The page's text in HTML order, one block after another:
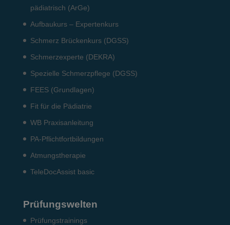
pädiatrisch (ArGe)
Aufbaukurs – Expertenkurs
Schmerz Brückenkurs (DGSS)
Schmerzexperte (DEKRA)
Spezielle Schmerzpflege (DGSS)
FEES (Grundlagen)
Fit für die Pädiatrie
WB Praxisanleitung
PA-Pflichtfortbildungen
Atmungstherapie
TeleDocAssist basic
Prüfungswelten
Prü­fungs­trai­nings